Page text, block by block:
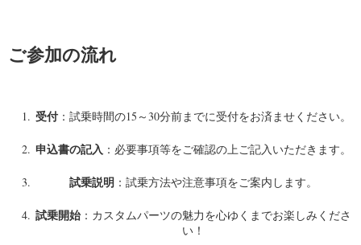
ご参加の流れ
受付 ：試乗時間の15～30分前までに受付をお済ませください。
申込書の記入 ：必要事項等をご確認の上ご記入いただきます。
試乗説明 ：試乗方法や注意事項をご案内します。
試乗開始 ：カスタムパーツの魅力を心ゆくまでお楽しみくださ
い！